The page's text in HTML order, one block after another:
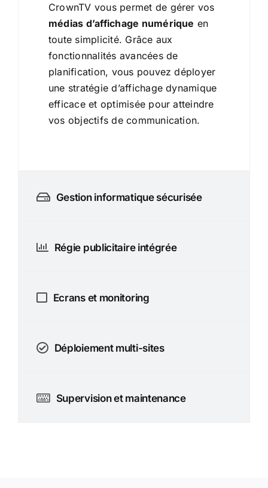
CrownTV vous permet de gérer vos
médias d’affichage numérique en
toute simplicité. Grâce aux
fonctionnalités avancées de
planification, vous pouvez déployer
une stratégie d’affichage dynamique
efficace et optimisée pour atteindre
vos objectifs de communication.
Gestion informatique sécurisée
Régie publicitaire intégrée
Ecrans et monitoring
Déploiement multi-sites
Supervision et maintenance